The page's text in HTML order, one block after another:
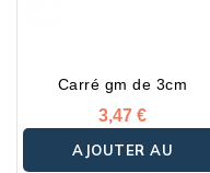
Carré gm de 3cm
3,47 €
AJOUTER AU